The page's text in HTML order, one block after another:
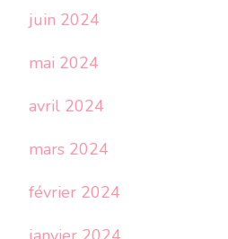
juin 2024
mai 2024
avril 2024
mars 2024
février 2024